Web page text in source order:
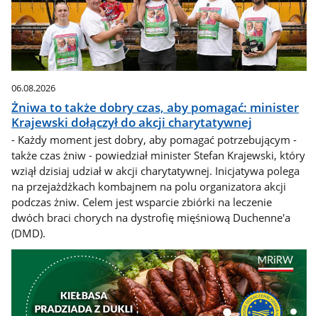
06.08.2026
Żniwa to także dobry czas, aby pomagać: minister
Krajewski dołączył do akcji charytatywnej
- Każdy moment jest dobry, aby pomagać potrzebującym -
także czas żniw - powiedział minister Stefan Krajewski, który
wziął dzisiaj udział w akcji charytatywnej. Inicjatywa polega
na przejażdżkach kombajnem na polu organizatora akcji
podczas żniw. Celem jest wsparcie zbiórki na leczenie
dwóch braci chorych na dystrofię mięśniową Duchenne'a
(DMD).